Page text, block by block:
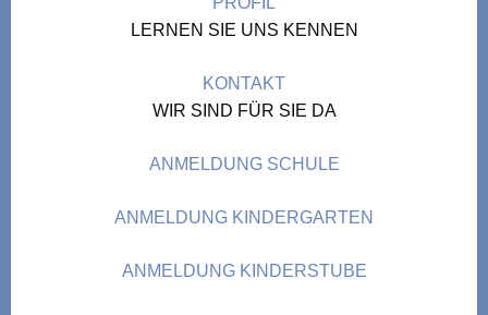
LERNEN SIE UNS KENNEN
KONTAKT
WIR SIND FÜR SIE DA
ANMELDUNG SCHULE
ANMELDUNG KINDERGARTEN
ANMELDUNG KINDERSTUBE